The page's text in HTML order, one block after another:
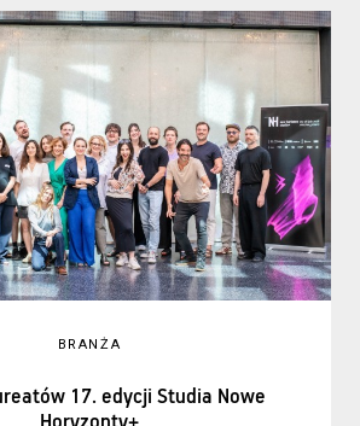
BRANŻA
17. edycji Studia Nowe